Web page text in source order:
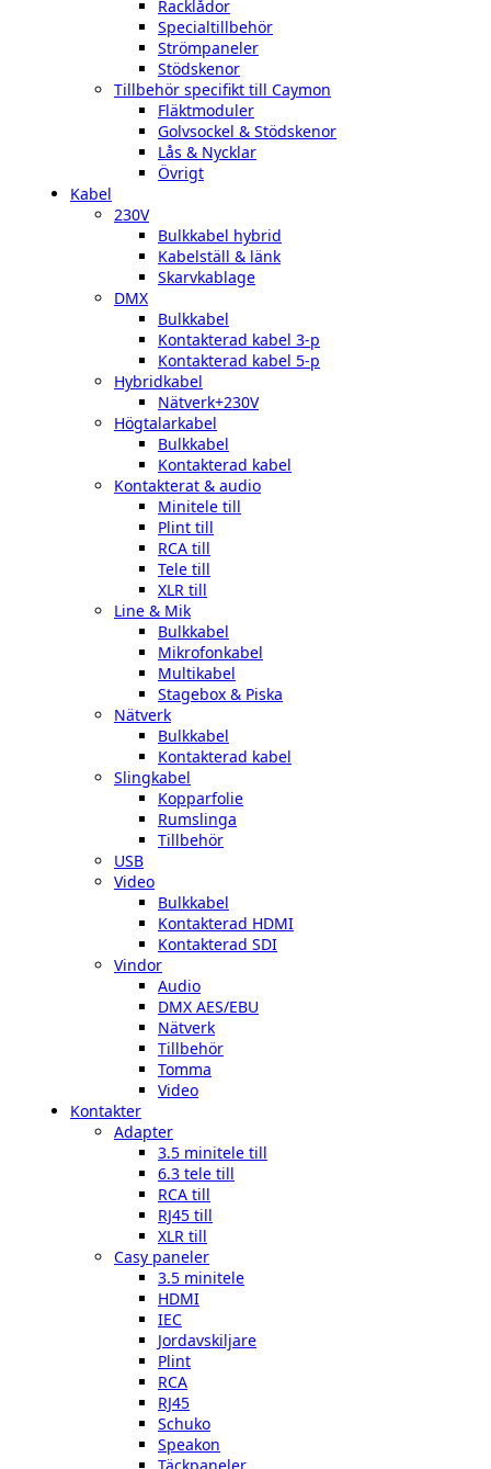
Racklådor
Specialtillbehör
Strömpaneler
Stödskenor
Tillbehör specifikt till Caymon
Fläktmoduler
Golvsockel & Stödskenor
Lås & Nycklar
Övrigt
Kabel
230V
Bulkkabel hybrid
Kabelställ & länk
Skarvkablage
DMX
Bulkkabel
Kontakterad kabel 3-p
Kontakterad kabel 5-p
Hybridkabel
Nätverk+230V
Högtalarkabel
Bulkkabel
Kontakterad kabel
Kontakterat & audio
Minitele till
Plint till
RCA till
Tele till
XLR till
Line & Mik
Bulkkabel
Mikrofonkabel
Multikabel
Stagebox & Piska
Nätverk
Bulkkabel
Kontakterad kabel
Slingkabel
Kopparfolie
Rumslinga
Tillbehör
USB
Video
Bulkkabel
Kontakterad HDMI
Kontakterad SDI
Vindor
Audio
DMX AES/EBU
Nätverk
Tillbehör
Tomma
Video
Kontakter
Adapter
3.5 minitele till
6.3 tele till
RCA till
RJ45 till
XLR till
Casy paneler
3.5 minitele
HDMI
IEC
Jordavskiljare
Plint
RCA
RJ45
Schuko
Speakon